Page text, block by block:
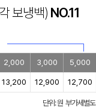
보냉백) NO.11
2,000 3,000 5,000
13,200 12,900 12,700
단위: 원 부가세별도